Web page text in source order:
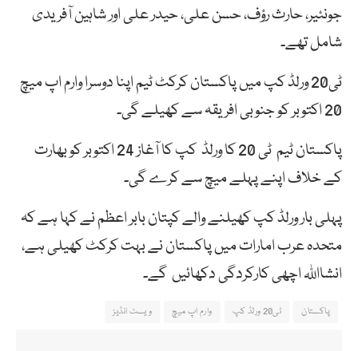
جونئیر، حارث رؤف، حسن علی، حیدر علی اور شاہین آفریدی
شامل تھے۔
ٹی20 ورلڈ کپ میں پاکستان کرکٹ ٹیم اپنا دوسرا وارم اپ میچ
20 اکتوبر کو جنوبی افریقہ سے کھیلے گی۔
پاکستان ٹیم ٹی 20 کا ورلڈ کپ کا آغاز 24 اکتوبر کو بھارت
کے خلاف اپنے پہلے میچ سے کرے گی۔
پہلی بار ورلڈ کپ کھیلنے والے کپتان بابر اعظم نے کہا ہے کہ
متحدہ عرب امارات میں پاکستان نے بہت کرکٹ کھیلی ہے،
انشااللہ اچھی کارکردگی دکھائیں گے۔
پاکستان ٹی20 ورلڈ کپ وارم اپ میچ ویسٹ انڈیز